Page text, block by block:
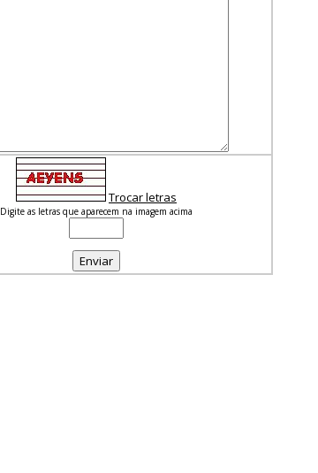
Trocar letras
Digite as letras que aparecem na imagem acima